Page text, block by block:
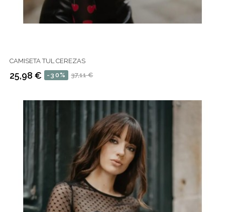
CAMISETA TUL CEREZAS
Precio
37,11 €
-30%
Precio
25,98 €